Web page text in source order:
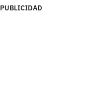
PUBLICIDAD